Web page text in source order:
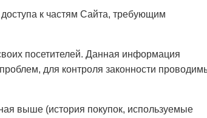
к частям Сайта, требующим
посетителей. Данная информация
для контроля законности
выше (история покупок, используемые